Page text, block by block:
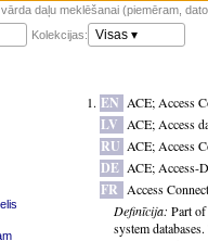
daļu meklēšanai (piemēram,
Kolekcijas: Visas ▾
EN ACE; Access
LV ACE; Access
RU ACE; Access
DE ACE; Access-
FR Access
Definīcija: Part of
system